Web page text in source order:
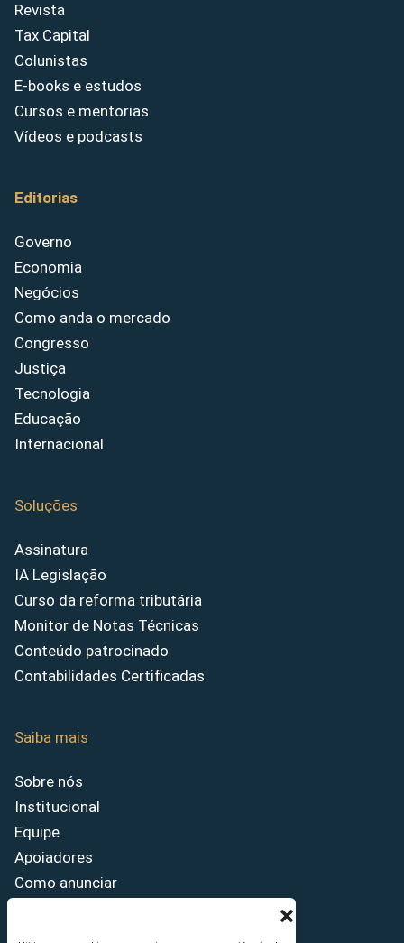
Revista
Tax Capital
Colunistas
E-books e estudos
Cursos e mentorias
Vídeos e podcasts
Editorias
Governo
Economia
Negócios
Como anda o mercado
Congresso
Justiça
Tecnologia
Educação
Internacional
Soluções
Assinatura
IA Legislação
Curso da reforma tributária
Monitor de Notas Técnicas
Conteúdo patrocinado
Contabilidades Certificadas
Saiba mais
Sobre nós
Institucional
Equipe
Apoiadores
Como anunciar